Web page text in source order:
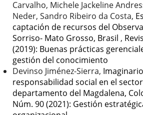
Carvalho, Michele Jackeline
Neder, Sandro Ribeiro da Costa,
captación de recursos del
Sorriso- Mato Grosso, Brasil ,
(2019): Buenas prácticas
gestión del conocimiento
Devinso Jiménez-Sierra,
responsabilidad social en el
departamento del Magdalena,
Núm. 90 (2021): Gestión